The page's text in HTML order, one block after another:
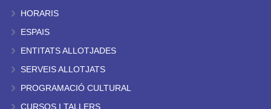
HORARIS
ESPAIS
ENTITATS ALLOTJADES
SERVEIS ALLOTJATS
PROGRAMACIÓ CULTURAL
CURSOS I TALLERS